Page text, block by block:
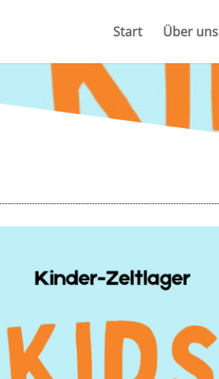
Start Über uns